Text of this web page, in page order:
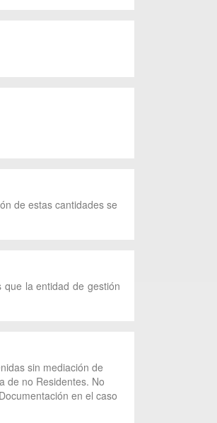
de estas cantidades se
la entidad de gestión
sin mediación de
de no Residentes. No
en el caso